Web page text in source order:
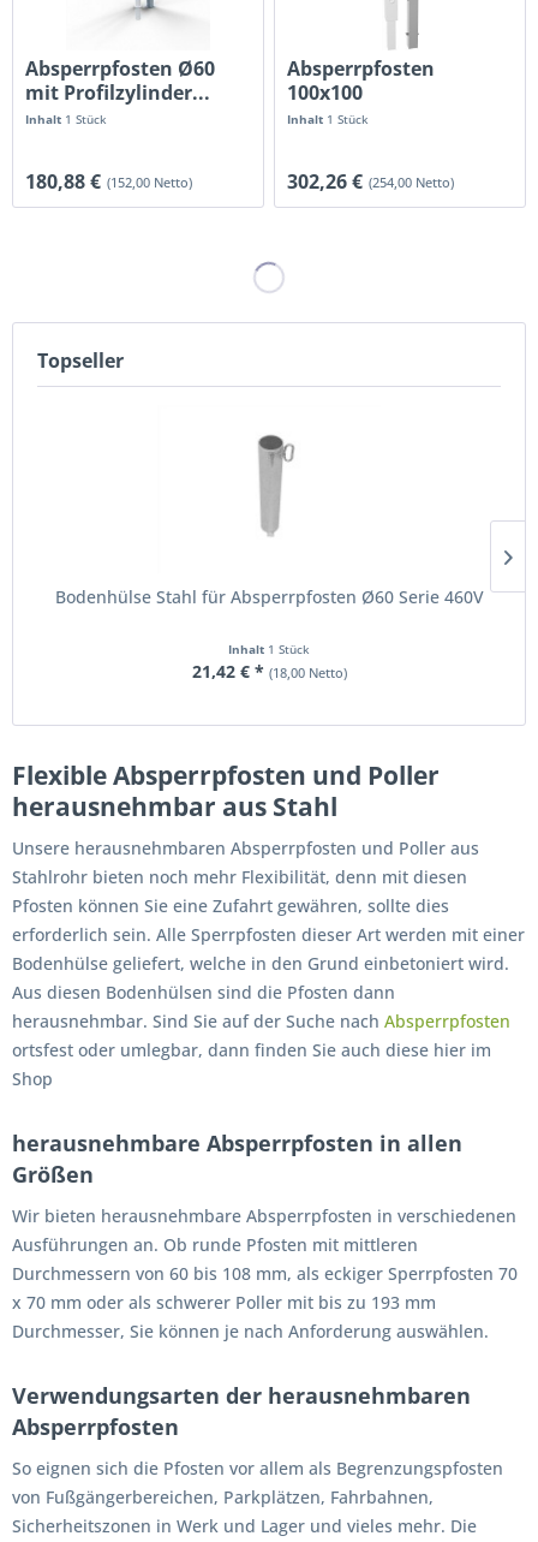
Absperrpfosten Ø60
mit Profilzylinder...
Inhalt 1 Stück
180,88 € (152,00 Netto)
Absperrpfosten
100x100
herausnehmbar
Inhalt 1 Stück
302,26 € (254,00 Netto)
Topseller
Bodenhülse Stahl für Absperrpfosten Ø60 Serie 460V
Inhalt 1 Stück
21,42 € * (18,00 Netto)
Flexible Absperrpfosten und Poller
herausnehmbar aus Stahl
Unsere herausnehmbaren Absperrpfosten und Poller aus
Stahlrohr bieten noch mehr Flexibilität, denn mit diesen
Pfosten können Sie eine Zufahrt gewähren, sollte dies
erforderlich sein. Alle Sperrpfosten dieser Art werden mit einer
Bodenhülse geliefert, welche in den Grund einbetoniert wird.
Aus diesen Bodenhülsen sind die Pfosten dann
herausnehmbar. Sind Sie auf der Suche nach Absperrpfosten
ortsfest oder umlegbar, dann finden Sie auch diese hier im
Shop
herausnehmbare Absperrpfosten in allen
Größen
Wir bieten herausnehmbare Absperrpfosten in verschiedenen
Ausführungen an. Ob runde Pfosten mit mittleren
Durchmessern von 60 bis 108 mm, als eckiger Sperrpfosten 70
x 70 mm oder als schwerer Poller mit bis zu 193 mm
Durchmesser, Sie können je nach Anforderung auswählen.
Verwendungsarten der herausnehmbaren
Absperrpfosten
So eignen sich die Pfosten vor allem als Begrenzungspfosten
von Fußgängerbereichen, Parkplätzen, Fahrbahnen,
Sicherheitszonen in Werk und Lager und vieles mehr. Die